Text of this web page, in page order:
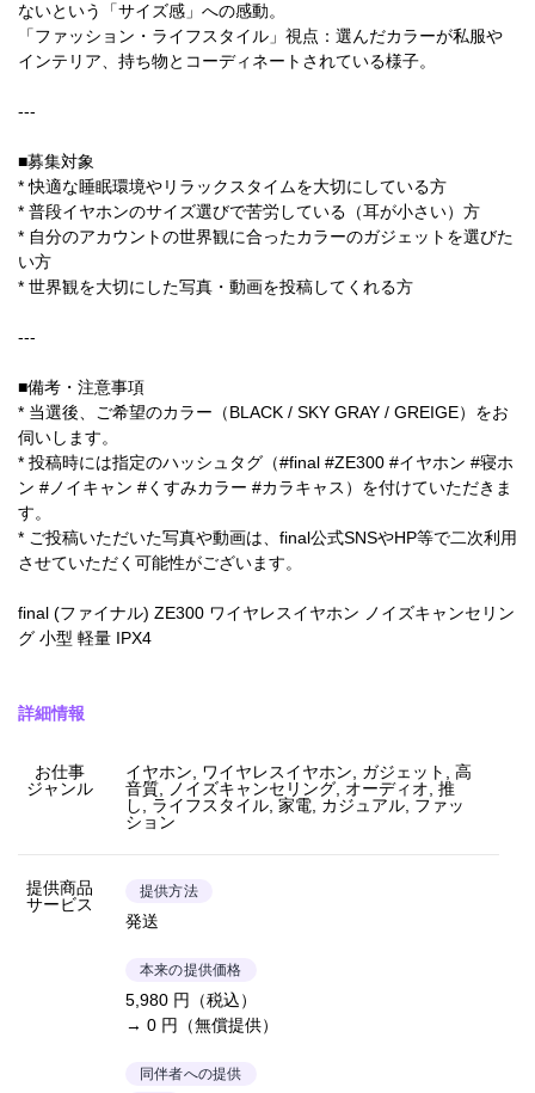
ないという「サイズ感」への感動。
「ファッション・ライフスタイル」視点：選んだカラーが私服や
インテリア、持ち物とコーディネートされている様子。
---
■募集対象
* 快適な睡眠環境やリラックスタイムを大切にしている方
* 普段イヤホンのサイズ選びで苦労している（耳が小さい）方
* 自分のアカウントの世界観に合ったカラーのガジェットを選びた
い方
* 世界観を大切にした写真・動画を投稿してくれる方
---
■備考・注意事項
* 当選後、ご希望のカラー（BLACK / SKY GRAY / GREIGE）をお
伺いします。
* 投稿時には指定のハッシュタグ（#final #ZE300 #イヤホン #寝ホ
ン #ノイキャン #くすみカラー #カラキャス）を付けていただきま
す。
* ご投稿いただいた写真や動画は、final公式SNSやHP等で二次利用
させていただく可能性がございます。
final (ファイナル) ZE300 ワイヤレスイヤホン ノイズキャンセリン
グ 小型 軽量 IPX4
詳細情報
お仕事
ジャンル
イヤホン, ワイヤレスイヤホン, ガジェット, 高
音質, ノイズキャンセリング, オーディオ, 推
し, ライフスタイル, 家電, カジュアル, ファッ
ション
提供商品
サービス
提供方法
発送
本来の提供価格
5,980 円（税込）
→ 0 円（無償提供）
同伴者への提供